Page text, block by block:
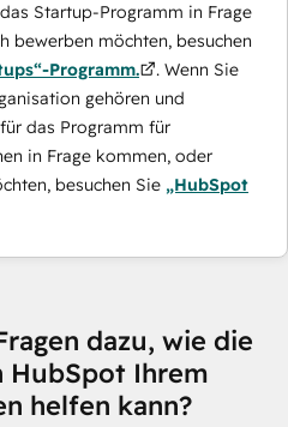
Startup-Programm in Frage
bewerben möchten, besuchen
Programm.
. Wenn Sie
gehören und
das Programm für
in Frage kommen, oder
besuchen Sie „HubSpot
dazu, wie die
HubSpot Ihrem
helfen kann?